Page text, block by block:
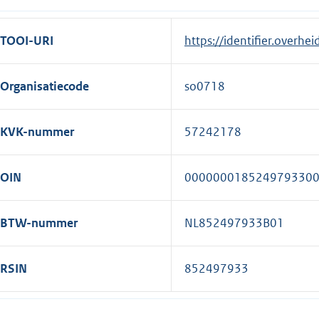
TOOI-URI https://
Organisatiecode so0718
KVK-nummer 57242178
OIN
BTW-nummer NL852497933B01
RSIN 852497933